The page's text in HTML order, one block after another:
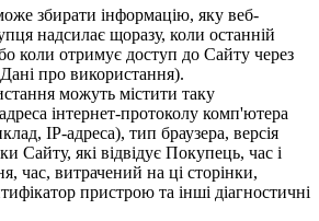
збирати інформацію, яку веб-
надсилає щоразу, коли останній
коли отримує доступ до Сайту через
про використання).
можуть містити таку
інтернет-протоколу комп'ютера
IP-адреса), тип браузера, версія
Сайту, які відвідує Покупець, час і
час, витрачений на ці сторінки,
пристрою та інші діагностичні